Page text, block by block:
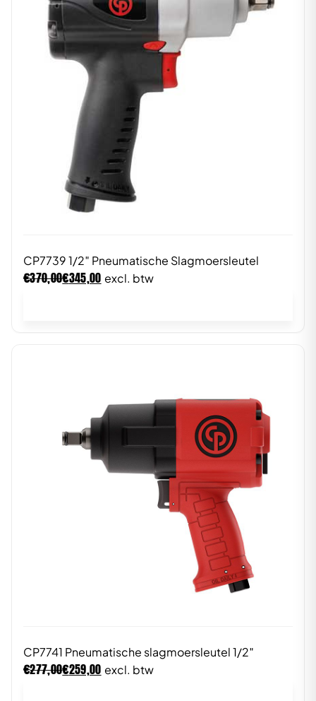
CP7739 1/2″ Pneumatische Slagmoersleutel
€370,00€345,00 excl. btw
CP7741 Pneumatische slagmoersleutel 1/2″
€277,00€259,00 excl. btw